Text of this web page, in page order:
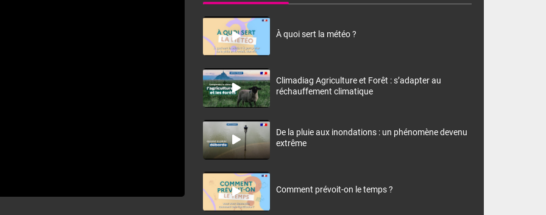
À quoi sert la météo ?
Climadiag Agriculture et Forêt : s’adapter au
réchauffement climatique
De la pluie aux inondations : un phénomène devenu
extrême
Comment prévoit-on le temps ?